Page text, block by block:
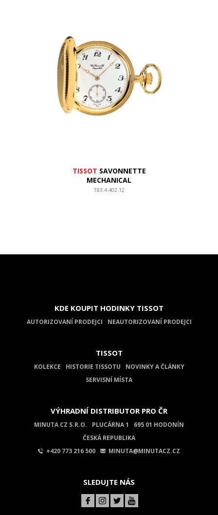
TISSOT SAVONNETTE
MECHANICAL
T83.4.402.12
KDE KOUPIT HODINKY TISSOT
AUTORIZOVANÍ PRODEJCI NEAUTORIZOVANÍ PRODEJCI
TISSOT
KOLEKCE HISTORIE TISSOTU
NOVINKY A ČLÁNKY
SERVISNÍ MÍSTA
VÝHRADNÍ DISTRIBUTOR PRO ČR
MINUTA CZ S.R.O. PLUCÁRNA 1
695 01 HODONÍN
ČESKÁ REPUBLIKA
+420 773 216 500
MINUTA@MINUTACZ.CZ
SLEDUJTE NÁS